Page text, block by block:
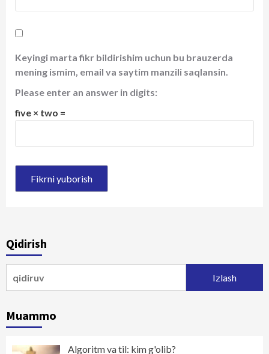
Keyingi marta fikr bildirishim uchun bu brauzerda
mening ismim, email va saytim manzili saqlansin.
Please enter an answer in digits:
five × two =
Qidirish
Muammo
Algoritm va til: kim g'olib?